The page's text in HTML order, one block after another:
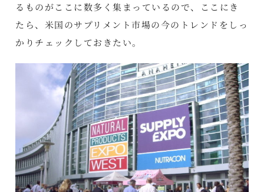
るものがここに数多く集まっているので、ここにき
たら、米国のサプリメント市場の今のトレンドをしっ
かりチェックしておきたい。